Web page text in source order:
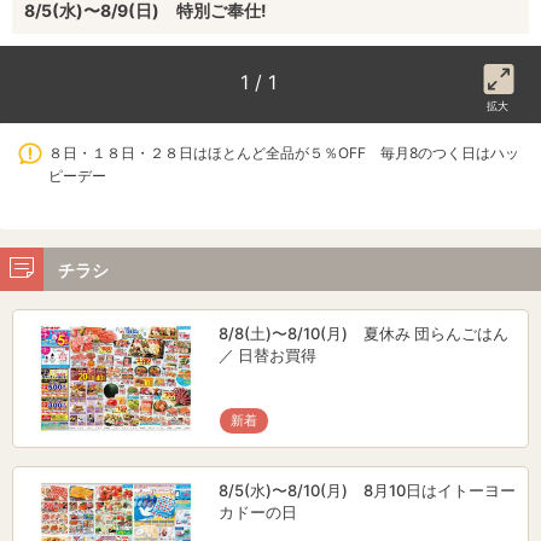
8/5(水)〜8/9(日) 特別ご奉仕!
1 / 1
拡大
８日・１８日・２８日はほとんど全品が５％OFF 毎月8のつく日はハッ
ピーデー
チラシ
8/8(土)〜8/10(月) 夏休み 団らんごはん
／ 日替お買得
新着
8/5(水)〜8/10(月) 8月10日はイトーヨー
カドーの日